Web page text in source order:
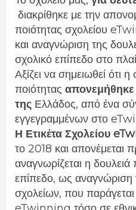
διακρίθηκε με την
ποιότητας σχολείου
και αναγνώριση της
σχολικό επίπεδο στο
Αξίζει να σημειωθεί ότι η
ποιότητας
της Ελλάδος, από ένα
εγγεγραμμένων στο
Η Ετικέτα Σχολείου
το 2018 και απονέμεται
αναγνωρίζεται η δουλειά
επίπεδο, ως αναγνώριση
σχολείων, που